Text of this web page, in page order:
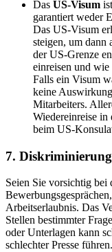
Das US-Visum
garantiert weder
Das US-Visum
steigen, um dann
der US-Grenze
einreisen und
Falls ein Visum
keine
Mitarbeiters.
Wiedereinreise in
beim US-
7.
Seien Sie vorsichtig bei
Arbeitserlaubnis. Das
Stellen bestimmter
oder Unterlagen kann
schlechter Presse führen.